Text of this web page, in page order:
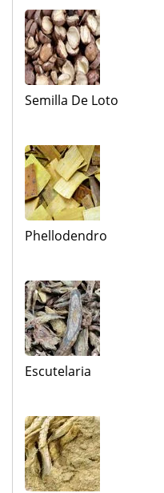
Semilla De Loto
Phellodendro
Escutelaria